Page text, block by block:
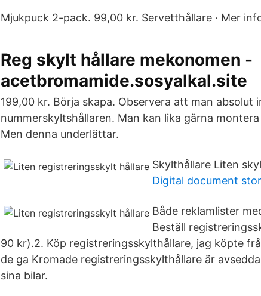
Mjukpuck 2-pack. 99,00 kr. Servetthållare · Mer
Reg skylt hållare mekonomen -
acetbromamide.sosyalkal.site
199,00 kr. Börja skapa. Observera att man absolut
nummerskyltshållaren. Man kan lika gärna
Men denna underlättar.
Skylthållare Liten
Digital document
Både reklamlister
Beställ
90 kr).2. Köp registreringsskylthållare, jag köpte
de ga Kromade registreringsskylthållare är
sina bilar.